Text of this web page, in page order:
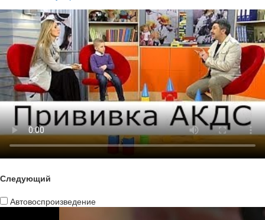
Следующий
Автовоспроизведение